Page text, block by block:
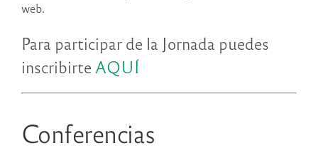
web.
Para participar de la Jornada puedes
inscribirte AQUÍ
Conferencias